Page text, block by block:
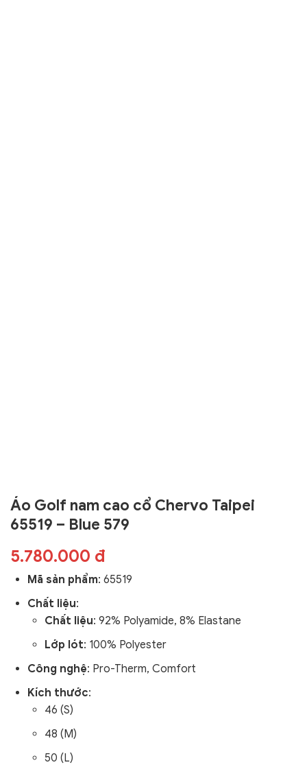
Áo Golf nam cao cổ Chervo Taipei
65519 – Blue 579
5.780.000 đ
Mã sản phẩm: 65519
Chất liệu:
Chất liệu: 92% Polyamide, 8% Elastane
Lớp lót: 100% Polyester
Công nghệ: Pro-Therm, Comfort
Kích thước:
46 (S)
48 (M)
50 (L)